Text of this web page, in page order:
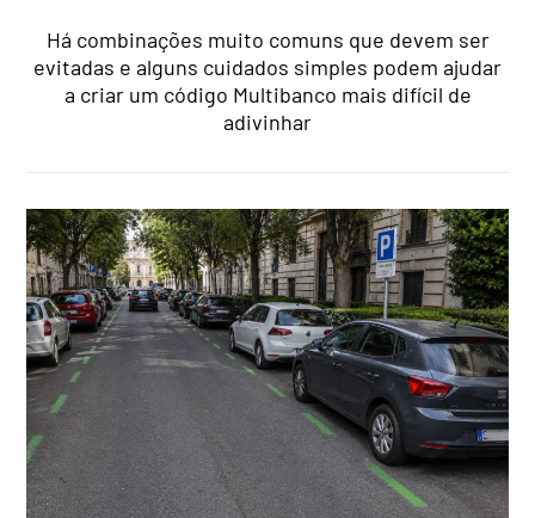
Há combinações muito comuns que devem ser
evitadas e alguns cuidados simples podem ajudar
a criar um código Multibanco mais difícil de
adivinhar